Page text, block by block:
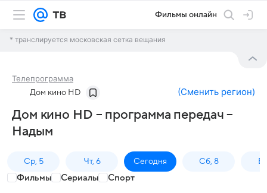
Фильмы онлайн
* транслируется московская сетка вещания
Телепрограмма
Дом кино HD (Сменить регион)
Дом кино HD – программа передач –
Надым
Ср, 5 Чт, 6 Сегодня Сб, 8
Фильмы Сериалы Спорт